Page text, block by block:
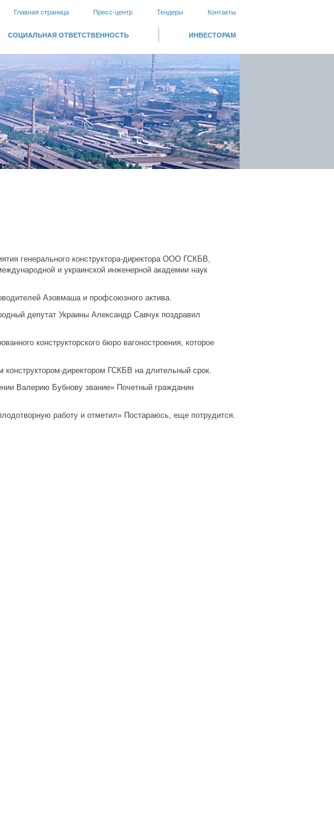
Главная страница Пресс-центр Тендеры Контакты
СОЦИАЛЬНАЯ ОТВЕТСТВЕННОСТЬ ИНВЕСТОРАМ
генерального конструктора-директора ООО ГСКБВ,
и украинской инженерной академии наук
Азовмаша и профсоюзного актива.
депутат Украины Александр Савчук поздравил
конструкторского бюро вагоностроения, которое
конструктором-директором ГСКБВ на длительный срок.
Валерию Бубнову звание» Почетный гражданин
работу и отметил» Постараюсь, еще потрудится.